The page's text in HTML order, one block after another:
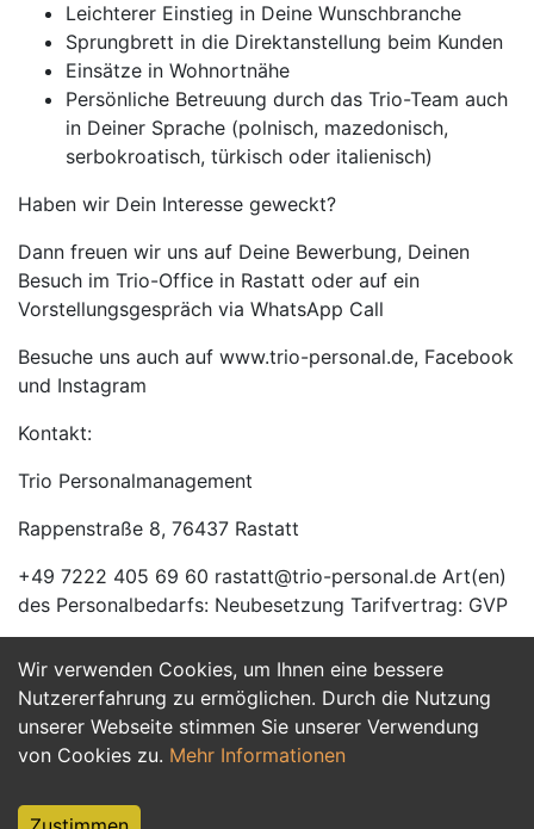
Wir verwenden Cookies, um Ihnen eine bessere
Nutzererfahrung zu ermöglichen. Durch die Nutzung
unserer Webseite stimmen Sie unserer Verwendung
von Cookies zu. Mehr Informationen
Leichterer Einstieg in Deine Wunschbranche
Sprungbrett in die Direktanstellung beim Kunden
Einsätze in Wohnortnähe
Persönliche Betreuung durch das Trio-Team auch
in Deiner Sprache (polnisch, mazedonisch,
serbokroatisch, türkisch oder italienisch)
Haben wir Dein Interesse geweckt?
Dann freuen wir uns auf Deine Bewerbung, Deinen
Besuch im Trio-Office in Rastatt oder auf ein
Vorstellungsgespräch via WhatsApp Call
Besuche uns auch auf www.trio-personal.de, Facebook
und Instagram
Kontakt:
Trio Personalmanagement
Rappenstraße 8, 76437 Rastatt
+49 7222 405 69 60 rastatt@trio-personal.de Art(en)
des Personalbedarfs: Neubesetzung Tarifvertrag: GVP
Jetzt Bewerben